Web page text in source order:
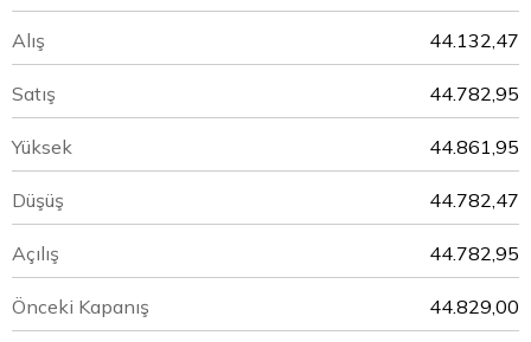
Alış 44.132,47
Satış 44.782,95
Yüksek 44.861,95
Düşüş 44.782,47
Açılış 44.782,95
Önceki Kapanış 44.829,00